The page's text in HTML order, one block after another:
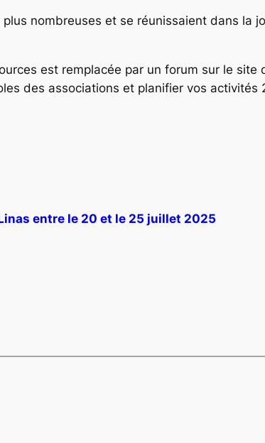
nombreuses et se réunissaient dans la
est remplacée par un forum sur le site
des associations et planifier vos activités
entre le 20 et le 25 juillet 2025